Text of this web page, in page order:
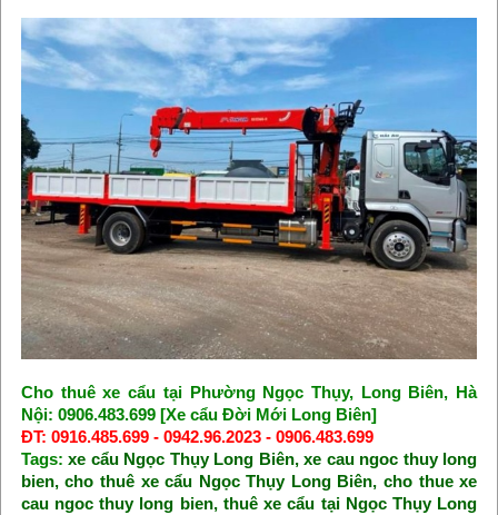
Cho thuê xe cẩu tại Phường Ngọc Thụy, Long Biên, Hà
Nội: 0906.483.699 [Xe cẩu Đời Mới Long Biên]
ĐT: 0916.485.699 - 0942.96.2023 - 0906.483.699
Tags: xe cẩu Ngọc Thụy Long Biên,xe cau ngoc thuy long
bien,cho thuê xe cẩu Ngọc Thụy Long Biên,cho thue xe
cau ngoc thuy long bien, thuê xe cẩu tại Ngọc Thụy Long